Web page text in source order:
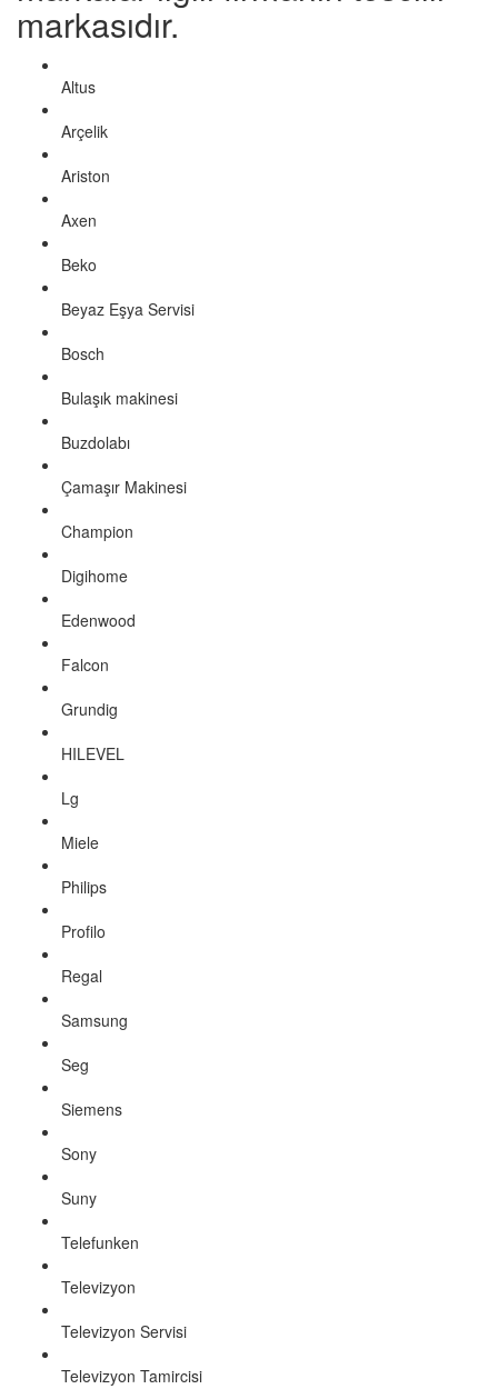
markasıdır.
Altus
Arçelik
Ariston
Axen
Beko
Beyaz Eşya Servisi
Bosch
Bulaşık makinesi
Buzdolabı
Çamaşır Makinesi
Champion
Digihome
Edenwood
Falcon
Grundig
HILEVEL
Lg
Miele
Philips
Profilo
Regal
Samsung
Seg
Siemens
Sony
Suny
Telefunken
Televizyon
Televizyon Servisi
Televizyon Tamircisi